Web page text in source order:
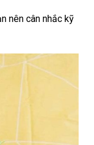
nên cân nhắc kỹ